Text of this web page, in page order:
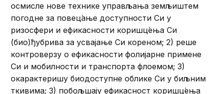
осмисле нове технике управљања земљиштем
погодне за повец́ање доступности Си у
ризосфери и ефикасности коришц́ења Си
(био)ђубрива за усвајање Си кореном; 2) реше
контроверзу о ефикасности фолијарне примене
Си и мобилности и транспорта флоемом; 3)
окарактеришу биодоступне облике Си у биљним
ткивима; 3) побољшају ефикасност коришц́ења